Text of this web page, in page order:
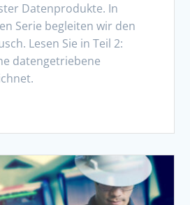
Datenprodukte. In
Serie begleiten wir den
Lesen Sie in Teil 2:
datengetriebene